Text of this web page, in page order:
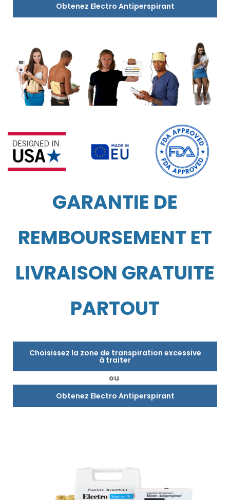
Obtenez Electro Antiperspirant
GARANTIE DE
REMBOURSEMENT ET
LIVRAISON GRATUITE
PARTOUT
Choisissez la zone de transpiration excessive
à traiter
ou
Obtenez Electro Antiperspirant